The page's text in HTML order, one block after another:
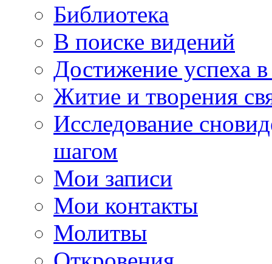
Библиотека
В поиске видений
Достижение успеха
Житие и творения
Исследование
шагом
Мои записи
Мои контакты
Молитвы